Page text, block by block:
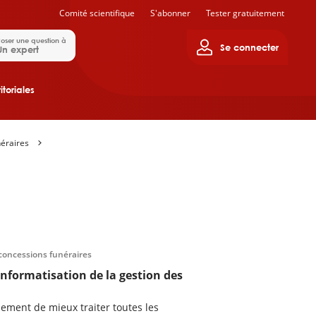
une question à
expert Se connecter
Comité scientifique S'abonner Tester gratuitement
funéraires
de la gestion des
de mieux traiter toutes les